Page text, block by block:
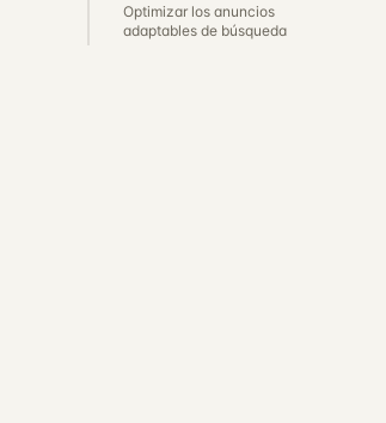
Optimizar los anuncios
adaptables de búsqueda